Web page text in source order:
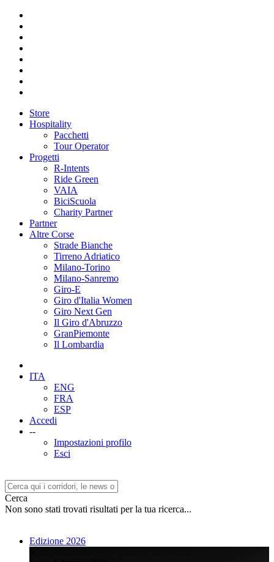
Store
Hospitality
Pacchetti
Tour Operator
Progetti
R-Intents
Ride Green
VAIA
BiciScuola
Charity Partner
Partner
Altre Corse
Strade Bianche
Tirreno Adriatico
Milano-Torino
Milano-Sanremo
Giro-E
Giro d'Italia Women
Giro Next Gen
Il Giro d'Abruzzo
GranPiemonte
Il Lombardia
ITA
ENG
FRA
ESP
Accedi
--
Impostazioni profilo
Esci
Cerca
Non sono stati trovati risultati per la tua ricerca...
Edizione 2026